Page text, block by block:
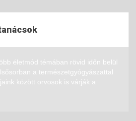
életmód témában rövid időn belül
a természetgyógyászattal
között orvosok is várják a